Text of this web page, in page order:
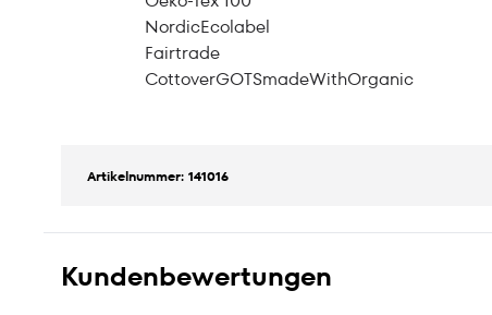
NordicEcolabel
Fairtrade
CottoverGOTSmadeWithOrganic
Artikelnummer: 141016
Kundenbewertungen